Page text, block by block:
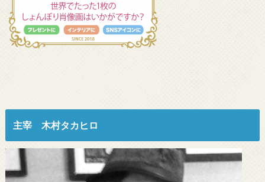
主宰 木村タカヒロ